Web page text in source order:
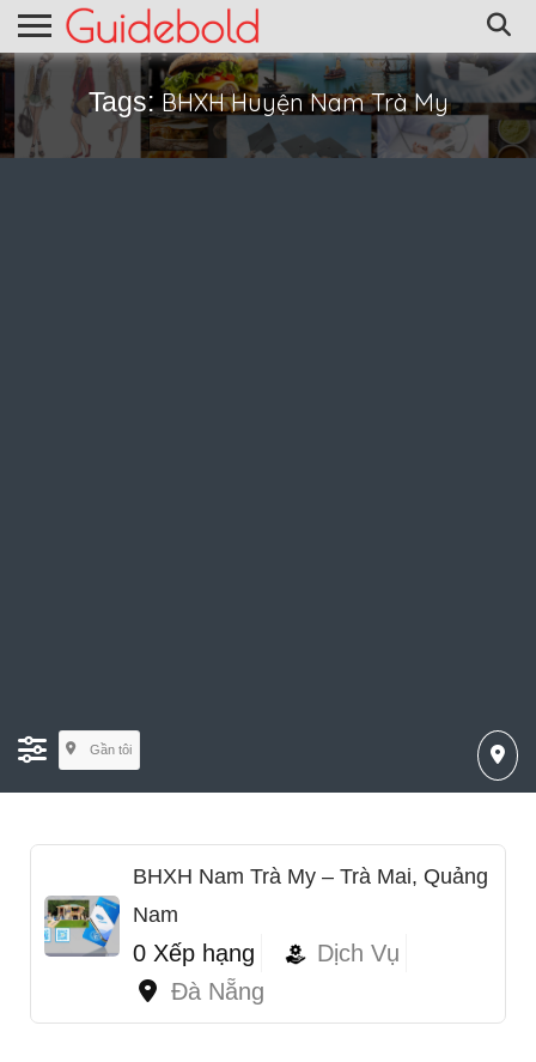
Tags:BHXH Huyện Nam Trà My
Gần tôi
BHXH Nam Trà My – Trà Mai, Quảng
Nam
0 Xếp hạng
Dịch Vụ
Đà Nẵng